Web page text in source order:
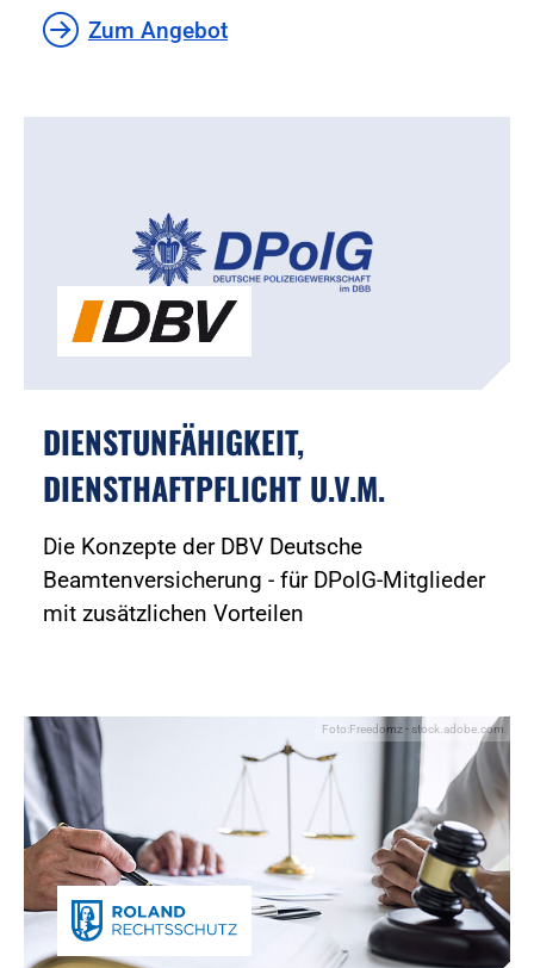
Zum Angebot
DIENSTUNFÄHIGKEIT,
DIENSTHAFTPFLICHT U.V.M.
Die Konzepte der DBV Deutsche
Beamtenversicherung - für DPolG-Mitglieder
mit zusätzlichen Vorteilen
Foto:Freedomz - stock.adobe.com